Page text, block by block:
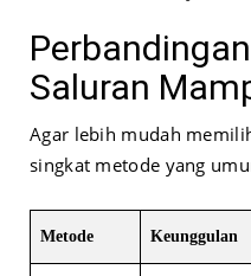
Saluran
Agar lebih mudah
singkat metode yang
Metode Keunggulan